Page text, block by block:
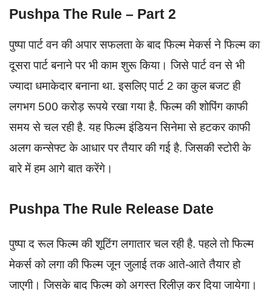
Pushpa The Rule – Part 2
पुष्पा पार्ट वन की अपार सफलता के बाद फिल्म मेकर्स ने फिल्म का
दूसरा पार्ट बनाने पर भी काम शुरू किया। जिसे पार्ट वन से भी
ज्यादा धमाकेदार बनाना था. इसलिए पार्ट 2 का कुल बजट ही
लगभग 500 करोड़ रूपये रखा गया है. फिल्म की शोपिंग काफी
समय से चल रही है. यह फिल्म इंडियन सिनेमा से हटकर काफी
अलग कन्सेफ्ट के आधार पर तैयार की गई है. जिसकी स्टोरी के
बारे में हम आगे बात करेंगे।
Pushpa The Rule Release Date
पुष्पा द रूल फिल्म की शूटिंग लगातार चल रही है. पहले तो फिल्म
मेकर्स को लगा की फिल्म जून जुलाई तक आते-आते तैयार हो
जाएगी। जिसके बाद फिल्म को अगस्त रिलीज़ कर दिया जायेगा।